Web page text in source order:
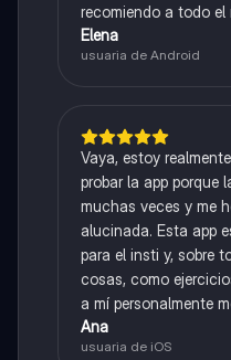
recomiendo a todo el
Elena
usuaria de Android
Vaya, estoy
probar la app porque
muchas veces y me
alucinada. Esta app
para el insti y, sobre
cosas, como
a mí personalmente
Ana
usuaria de iOS